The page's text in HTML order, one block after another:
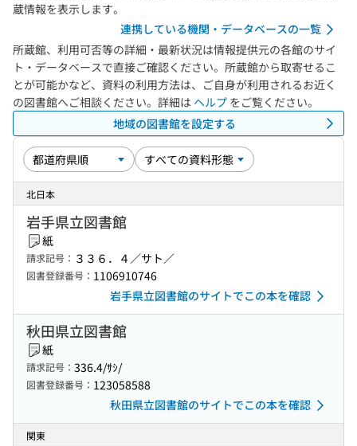
蔵情報を表示します。
連携している機関・データベースの一覧
所蔵館、利用可否等の詳細・最新状況は情報提供元の各館のサイ
ト・データベースで直接ご確認ください。所蔵館から取寄せるこ
とが可能かなど、資料の利用方法は、ご自身が利用されるお近く
の図書館へご相談ください。詳細は ヘルプ をご覧ください。
地域の図書館を設定する
北日本
岩手県立図書館
紙
請求記号： ３３６．４／サト／
図書登録番号： 1106910746
岩手県立図書館のサイトでこの本を確認
秋田県立図書館
紙
請求記号： 336.4/ｻｼ/
図書登録番号： 123058588
秋田県立図書館のサイトでこの本を確認
関東